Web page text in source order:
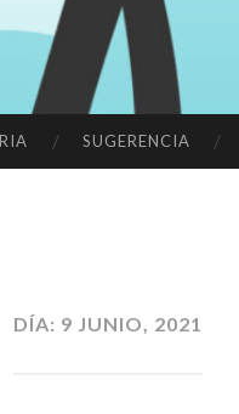
SUGERENCIA
DÍA: 9 JUNIO, 2021